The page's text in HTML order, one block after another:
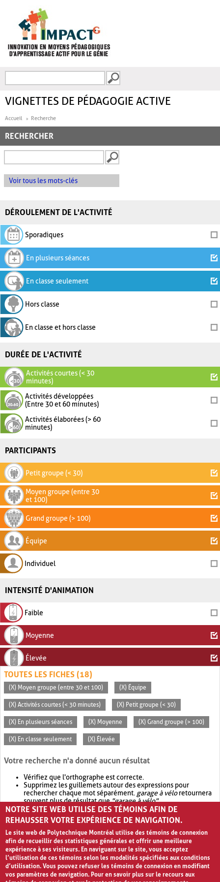
FORMULAIRE DE
VIGNETTES DE PÉDAGOGIE ACTIVE
Accueil Recherche
RECHERCHER
Voir tous les mots-clés
DÉROULEMENT DE L'ACTIVITÉ
Sporadiques
En plusieurs séances
En classe seulement
Hors classe
En classe et hors classe
DURÉE DE L'ACTIVITÉ
Activités courtes (< 30
minutes)
Activités développées
(Entre 30 et 60 minutes)
Activités élaborées (> 60
minutes)
PARTICIPANTS
Petit groupe (< 30)
Moyen groupe (entre 30
et 100)
Grand groupe (> 100)
Équipe
Individuel
INTENSITÉ D'ANIMATION
Faible
Moyenne
Élevée
TOUTES LES FICHES (18)
(X) Moyen groupe (entre 30 et 100) (X) Équipe
(X) Activités courtes (< 30 minutes) (X) Petit groupe (< 30)
(X) En plusieurs séances (X) Moyenne (X) Grand groupe (> 100)
(X) En classe seulement (X) Élevée
Votre recherche n'a donné aucun résultat
Vérifiez que l'orthographe est correcte.
Supprimez les guillemets autour des expressions pour
rechercher chaque mot séparément. garage à véloretournera
souvent plus de résultat que"garage à vélo".
Envisagez d'élargir votre recherche avec OR.garage OR vélo
retournera souvent plus de résultat quegarage à vélo
NOTRE SITE WEB UTILISE DES TÉMOINS AFIN DE
REHAUSSER VOTRE EXPÉRIENCE DE NAVIGATION.
Le site web de Polytechnique Montréal utilise des témoins de connexion
afin de recueillir des statistiques générales et offrir une meilleure
expérience à ses visiteurs. En naviguant sur le site, vous acceptez
l’utilisation de ces témoins selon les modalités spécifiées aux conditions
d’utilisation. Vous pouvez refuser les témoins de connexion en modifiant
vos paramètres de navigation. Pour en savoir plus sur le recours aux